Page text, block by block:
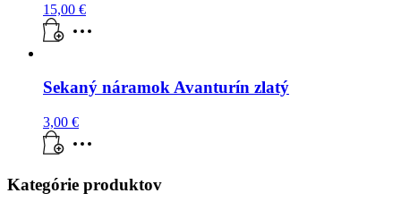
15,00 €
Sekaný náramok Avanturín zlatý
3,00 €
Kategórie produktov